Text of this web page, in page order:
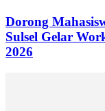
Dorong
Sulsel Gelar
2026